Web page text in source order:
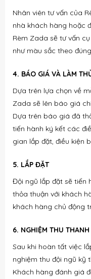
Nhân viên tư vấn của
nhà khách hàng hoặc
Rèm Zada sẽ tư vấn
như màu sắc theo
4. BÁO GIÁ VÀ LÀM
Dựa trên lựa chọn về
Zada sẽ lên báo giá
Dựa trên báo giá đã
tiến hành ký kết các
gian lắp đặt, điều kiện
5. LẮP ĐẶT
Đội ngũ lắp đặt sẽ tiến
thỏa thuận với khách
khách hàng chủ động
6. NGHIỆM THU
Sau khi hoàn tất việc
nghiệm thu đội ngũ kỹ
Khách hàng đánh giá